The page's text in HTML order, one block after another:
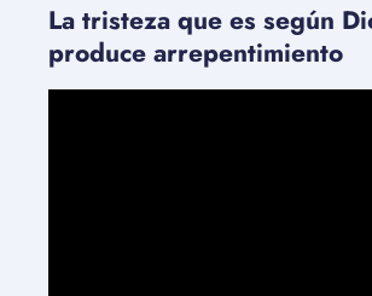
La tristeza que es según
produce arrepentimiento